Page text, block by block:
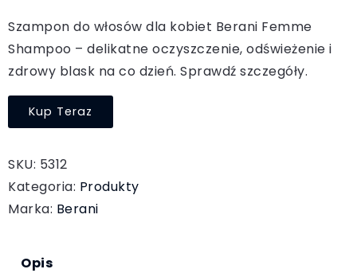
Szampon do włosów dla kobiet Berani Femme
Shampoo – delikatne oczyszczenie, odświeżenie i
zdrowy blask na co dzień. Sprawdź szczegóły.
Kup Teraz
SKU: 5312
Kategoria: Produkty
Marka: Berani
Opis